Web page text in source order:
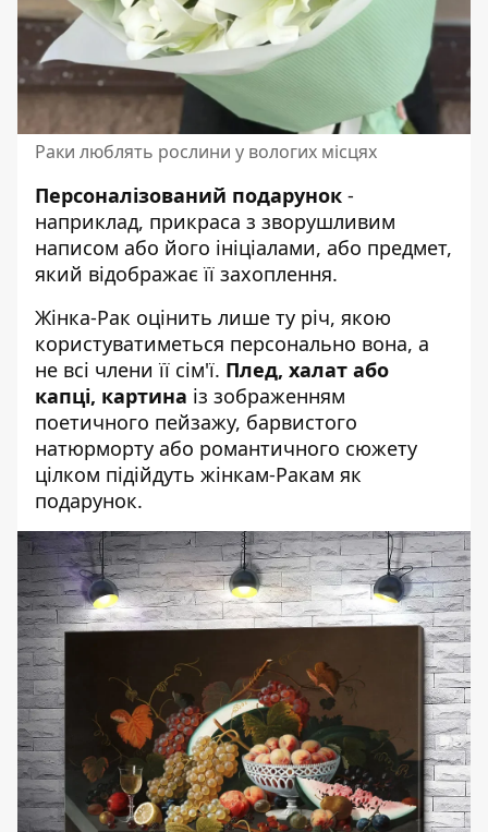
Раки люблять рослини у вологих місцях
Персоналізований подарунок -
наприклад, прикраса з зворушливим
написом або його ініціалами, або предмет,
який відображає її захоплення.
Жінка-Рак оцінить лише ту річ, якою
користуватиметься персонально вона, а
не всі члени її сім'ї. Плед, халат або
капці, картина із зображенням
поетичного пейзажу, барвистого
натюрморту або романтичного сюжету
цілком підійдуть жінкам-Ракам як
подарунок.